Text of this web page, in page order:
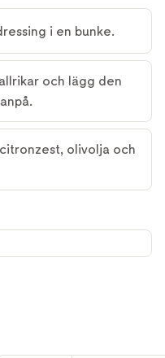
i en bunke.
och lägg den
olivolja och